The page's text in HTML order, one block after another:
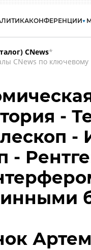
КОНФЕРЕНЦИИ
CNews*
CNews по ключевому
-
-
Артем